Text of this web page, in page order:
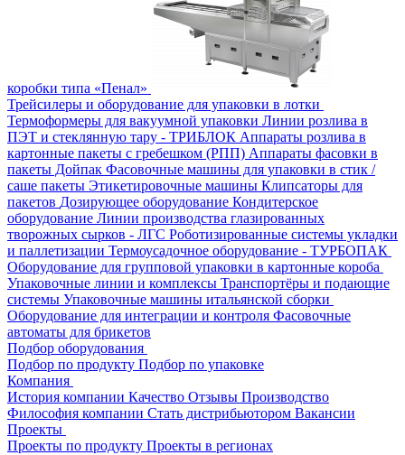
коробки типа «Пенал»
Трейсилеры и оборудование для упаковки в лотки
Термоформеры для вакуумной упаковки Линии розлива в
ПЭТ и стеклянную тару - ТРИБЛОК Аппараты розлива в
картонные пакеты с гребешком (РПП) Аппараты фасовки в
пакеты Дойпак Фасовочные машины для упаковки в стик /
саше пакеты Этикетировочные машины Клипсаторы для
пакетов Дозирующее оборудование Кондитерское
оборудование Линии производства глазированных
творожных сырков - ЛГС Роботизированные системы укладки
и паллетизации Термоусадочное оборудование - ТУРБОПАК
Оборудование для групповой упаковки в картонные короба
Упаковочные линии и комплексы Транспортёры и подающие
системы Упаковочные машины итальянской сборки
Оборудование для интеграции и контроля Фасовочные
автоматы для брикетов
Подбор оборудования
Подбор по продукту Подбор по упаковке
Компания
История компании Качество Отзывы Производство
Философия компании Стать дистрибьютором Вакансии
Проекты
Проекты по продукту Проекты в регионах